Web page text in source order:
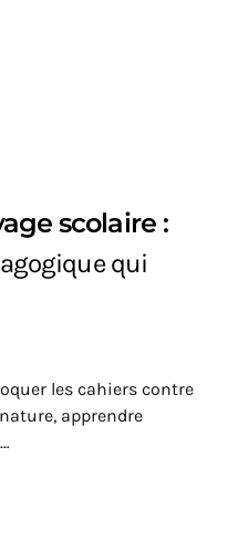
scolaire :
qui
les cahiers contre
apprendre